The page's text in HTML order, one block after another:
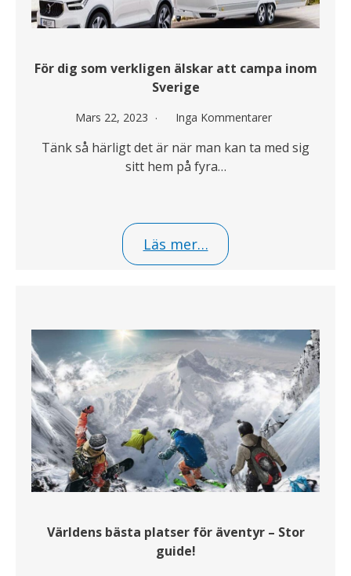
För dig som verkligen älskar att campa inom
Sverige
Mars 22, 2023 Inga Kommentarer
Tänk så härligt det är när man kan ta med sig
sitt hem på fyra…
Läs mer…
Världens bästa platser för äventyr – Stor
guide!